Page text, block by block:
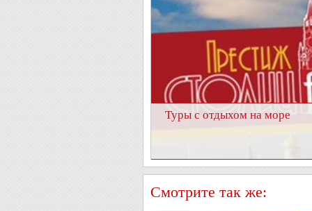
Туры с отдыхом на море
Смотрите так же: